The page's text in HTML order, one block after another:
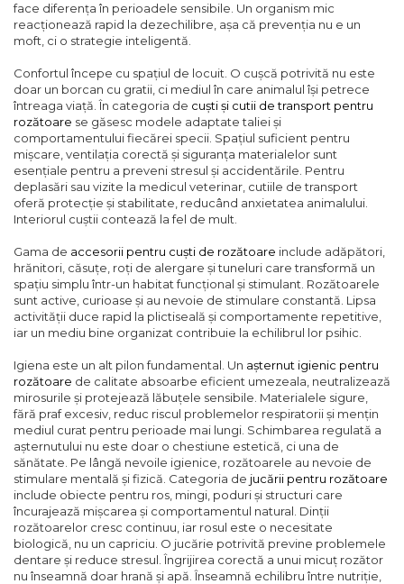
face diferența în perioadele sensibile. Un organism mic
reacționează rapid la dezechilibre, așa că prevenția nu e un
moft, ci o strategie inteligentă.
Confortul începe cu spațiul de locuit. O cușcă potrivită nu este
doar un borcan cu gratii, ci mediul în care animalul își petrece
întreaga viață. În categoria de cuști și cutii de transport pentru
rozătoare se găsesc modele adaptate taliei și
comportamentului fiecărei specii. Spațiul suficient pentru
mișcare, ventilația corectă și siguranța materialelor sunt
esențiale pentru a preveni stresul și accidentările. Pentru
deplasări sau vizite la medicul veterinar, cutiile de transport
oferă protecție și stabilitate, reducând anxietatea animalului.
Interiorul cuștii contează la fel de mult.
Gama de accesorii pentru cuști de rozătoare include adăpători,
hrănitori, căsuțe, roți de alergare și tuneluri care transformă un
spațiu simplu într-un habitat funcțional și stimulant. Rozătoarele
sunt active, curioase și au nevoie de stimulare constantă. Lipsa
activității duce rapid la plictiseală și comportamente repetitive,
iar un mediu bine organizat contribuie la echilibrul lor psihic.
Igiena este un alt pilon fundamental. Un așternut igienic pentru
rozătoare de calitate absoarbe eficient umezeala, neutralizează
mirosurile și protejează lăbuțele sensibile. Materialele sigure,
fără praf excesiv, reduc riscul problemelor respiratorii și mențin
mediul curat pentru perioade mai lungi. Schimbarea regulată a
așternutului nu este doar o chestiune estetică, ci una de
sănătate. Pe lângă nevoile igienice, rozătoarele au nevoie de
stimulare mentală și fizică. Categoria de jucării pentru rozătoare
include obiecte pentru ros, mingi, poduri și structuri care
încurajează mișcarea și comportamentul natural. Dinții
rozătoarelor cresc continuu, iar rosul este o necesitate
biologică, nu un capriciu. O jucărie potrivită previne problemele
dentare și reduce stresul. Îngrijirea corectă a unui micuț rozător
nu înseamnă doar hrană și apă. Înseamnă echilibru între nutriție,